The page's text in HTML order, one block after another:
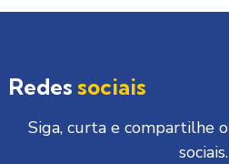
Redes sociais
Siga, curta e compartilhe o
sociais.